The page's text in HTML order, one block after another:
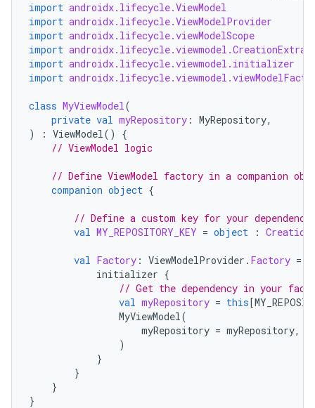
import androidx.lifecycle.ViewModel
import androidx.lifecycle.ViewModelProvider
import androidx.lifecycle.viewModelScope
import androidx.lifecycle.viewmodel.CreationExtras
import androidx.lifecycle.viewmodel.initializer
import
class MyViewModel(
private val myRepository : MyRepository,
)
: ViewModel()
{
// ViewModel logic
// Define ViewModel factory in a companion
companion object {
// Define a custom key for your dependency
val MY_REPOSITORY_KEY = object :
val Factory : ViewModelProvider . Factory =
initializer {
// Get the dependency in your
val myRepository = this[
MyViewModel(
myRepository = myRepository,
)
}
}
}
}